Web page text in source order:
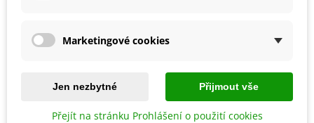
Marketingové cookies
Jen nezbytné Přijmout vše
Přejít na stránku Prohlášení o použití cookies